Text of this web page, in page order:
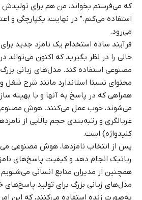
که می‌فرستم بخواند، من هم برای
استفاده می‌کنم.” در نهایت، یکپارچگی و
می‌رود.
فرآیند ساده استخدام یک نامزد جدید
خالی را در نظر بگیرید که اکنون
مصنوعی استفاده کند. مدل‌های زبانی
محتوای نسبتا استاندارد مانند شرح شغل
همراهی که در پاسخ به آنها و با بهینه‌
می‌شوند، خوب عمل می‌کنند. هوش
غربالگری و رتبه‌بندی حجم بالایی از
کلیدواژه) است.
پس از انتخاب نامزدها، هوش مصنوعی
رباتیک انجام دهد و کیفیت پاسخ‌های
همچنین از مدیران منابع انسانی می‌شنویم
مدل‌های زبانی بزرگ برای تولید
به‌صورت زنده استفاده می‌کنند، که این امر